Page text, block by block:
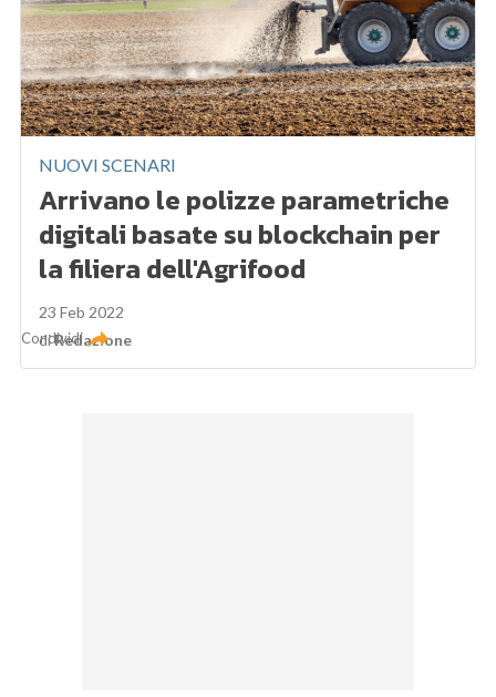
NUOVI SCENARI
Arrivano le polizze parametriche
digitali basate su blockchain per
la filiera dell'Agrifood
23 Feb 2022
diRedazione
Condividi